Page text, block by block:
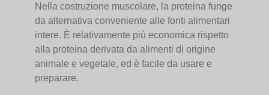
Nella costruzione muscolare, la proteina funge
da alternativa conveniente alle fonti alimentari
intere. È relativamente più economica rispetto
alla proteina derivata da alimenti di origine
animale e vegetale, ed è facile da usare e
preparare.